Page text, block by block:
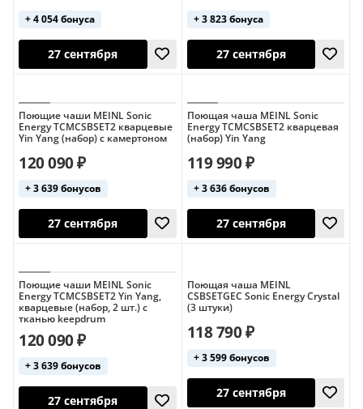
27 сентября 27 сентября
+ 4 054 бонуса
27 сентября
+ 3 823 бонуса
27 сентября
Поющие чаши MEINL Sonic
Energy TCMCSBSET2 кварцевые
Yin Yang (набор) с камертоном
120 090 ₽
+ 3 639 бонусов
Поющая чаша MEINL Sonic
Energy TCMCSBSET2 кварцевая
(набор) Yin Yang
119 990 ₽
+ 3 636 бонусов
Поющие чаши MEINL Sonic
Energy TCMCSBSET2 Yin Yang,
кварцевые (набор, 2 шт.) с
тканью keepdrum
120 090 ₽
+ 3 639 бонусов
Поющая чаша MEINL
CSBSETGEC Sonic Energy Crystal
(3 штуки)
118 790 ₽
+ 3 599 бонусов